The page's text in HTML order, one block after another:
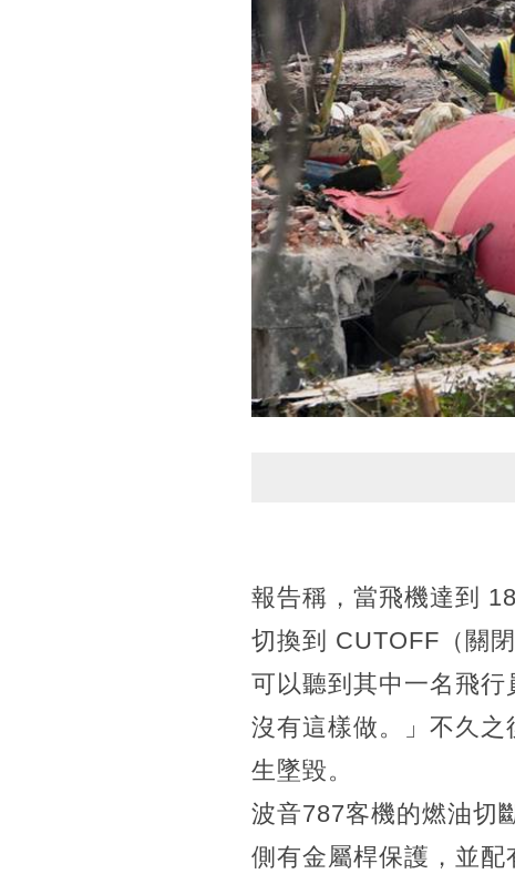
報告稱，當飛機達到
切換到 CUTOFF（關
可以聽到其中一名飛
沒有這樣做。」不久
生墜毀。
波音787客機的燃油切
側有金屬桿保護，並